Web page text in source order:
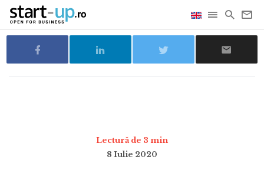
Lectură de 3 min
8 Iulie 2020